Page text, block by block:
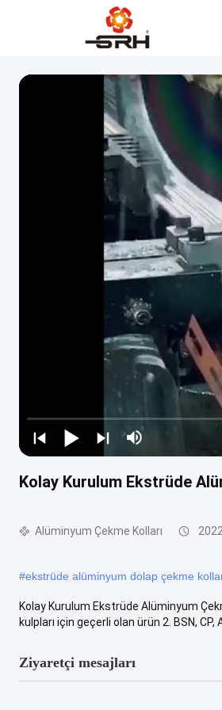
Kolay Kurulum Ekstrüde
Alüminyum Çekme Kolları
#ekstrüde alüminyum dolap çekme
Kolay Kurulum Ekstrüde Alüminyum
kulpları için geçerli olan ürün 2. BSN, CP,
Ziyaretçi mesajları